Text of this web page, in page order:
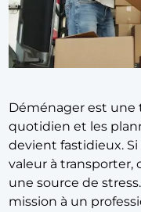
Déménager est une
quotidien et les
devient fastidieux.
valeur à transporter,
une source de
mission à un